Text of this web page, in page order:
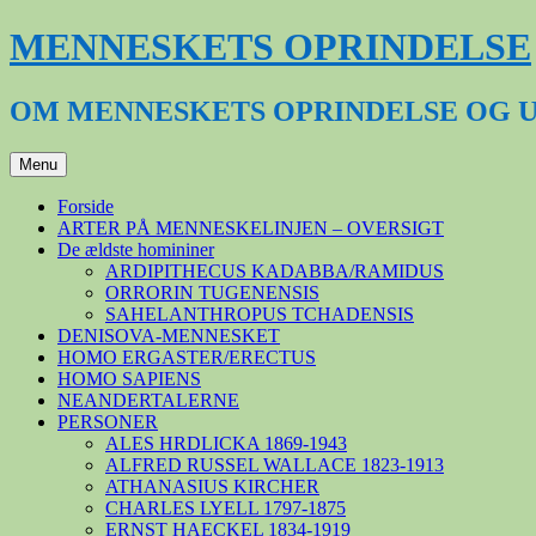
Hop
til
MENNESKETS OPRINDELSE
OM MENNESKETS OPRINDELSE OG
Menu
Forside
ARTER PÅ MENNESKELINJEN – OVERSIGT
De ældste homininer
ARDIPITHECUS KADABBA/RAMIDUS
ORRORIN TUGENENSIS
SAHELANTHROPUS TCHADENSIS
DENISOVA-MENNESKET
HOMO ERGASTER/ERECTUS
HOMO SAPIENS
NEANDERTALERNE
PERSONER
ALES HRDLICKA 1869-1943
ALFRED RUSSEL WALLACE 1823-1913
ATHANASIUS KIRCHER
CHARLES LYELL 1797-1875
ERNST HAECKEL 1834-1919